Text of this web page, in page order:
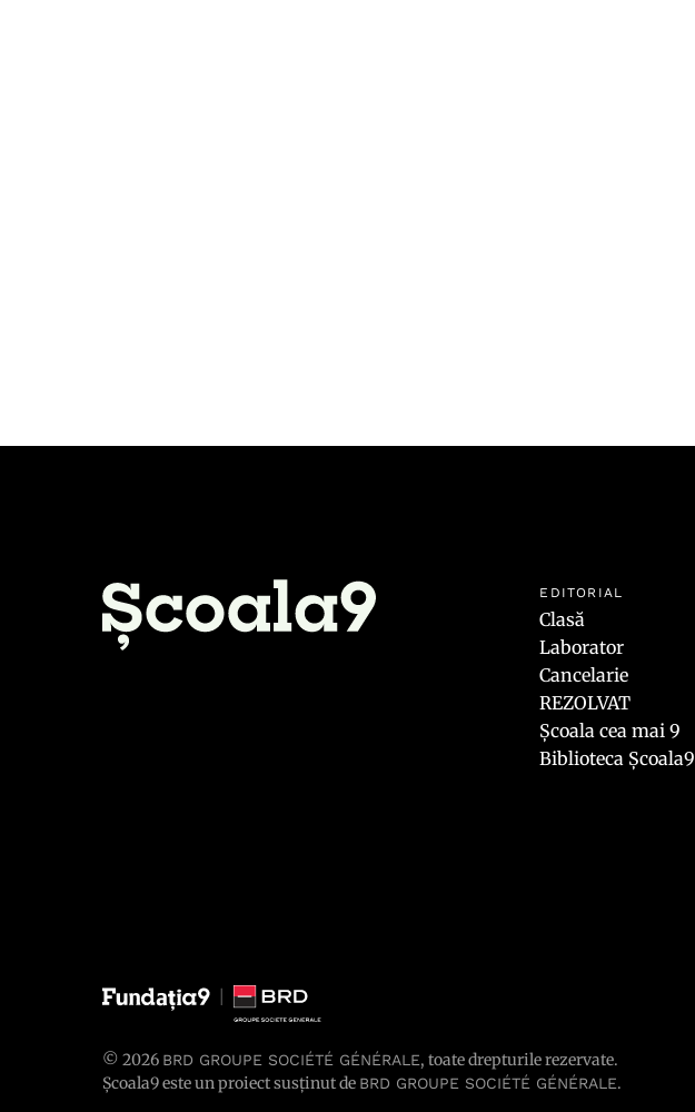
EDITORIAL
Clasă
Laborator
Cancelarie
REZOLVAT
Școala cea mai 9
Biblioteca Școala9
© 2026 BRD GROUPE SOCIÉTÉ GÉNÉRALE, toate drepturile rezervate.
Școala9 este un proiect susținut de BRD GROUPE SOCIÉTÉ GÉNÉRALE.